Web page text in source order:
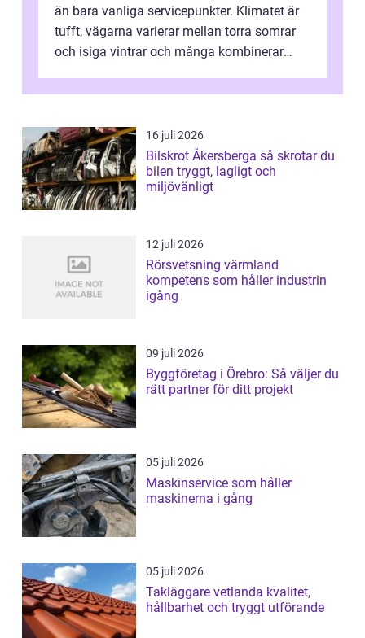
än bara vanliga servicepunkter. Klimatet är
tufft, vägarna varierar mellan torra somrar
och isiga vintrar och många kombinerar
16 juli 2026
Bilskrot Åkersberga så skrotar du
bilen tryggt, lagligt och
miljövänligt
12 juli 2026
Rörsvetsning värmland
kompetens som håller industrin
igång
09 juli 2026
Byggföretag i Örebro: Så väljer du
rätt partner för ditt projekt
05 juli 2026
Maskinservice som håller
maskinerna i gång
05 juli 2026
Takläggare vetlanda kvalitet,
hållbarhet och tryggt utförande